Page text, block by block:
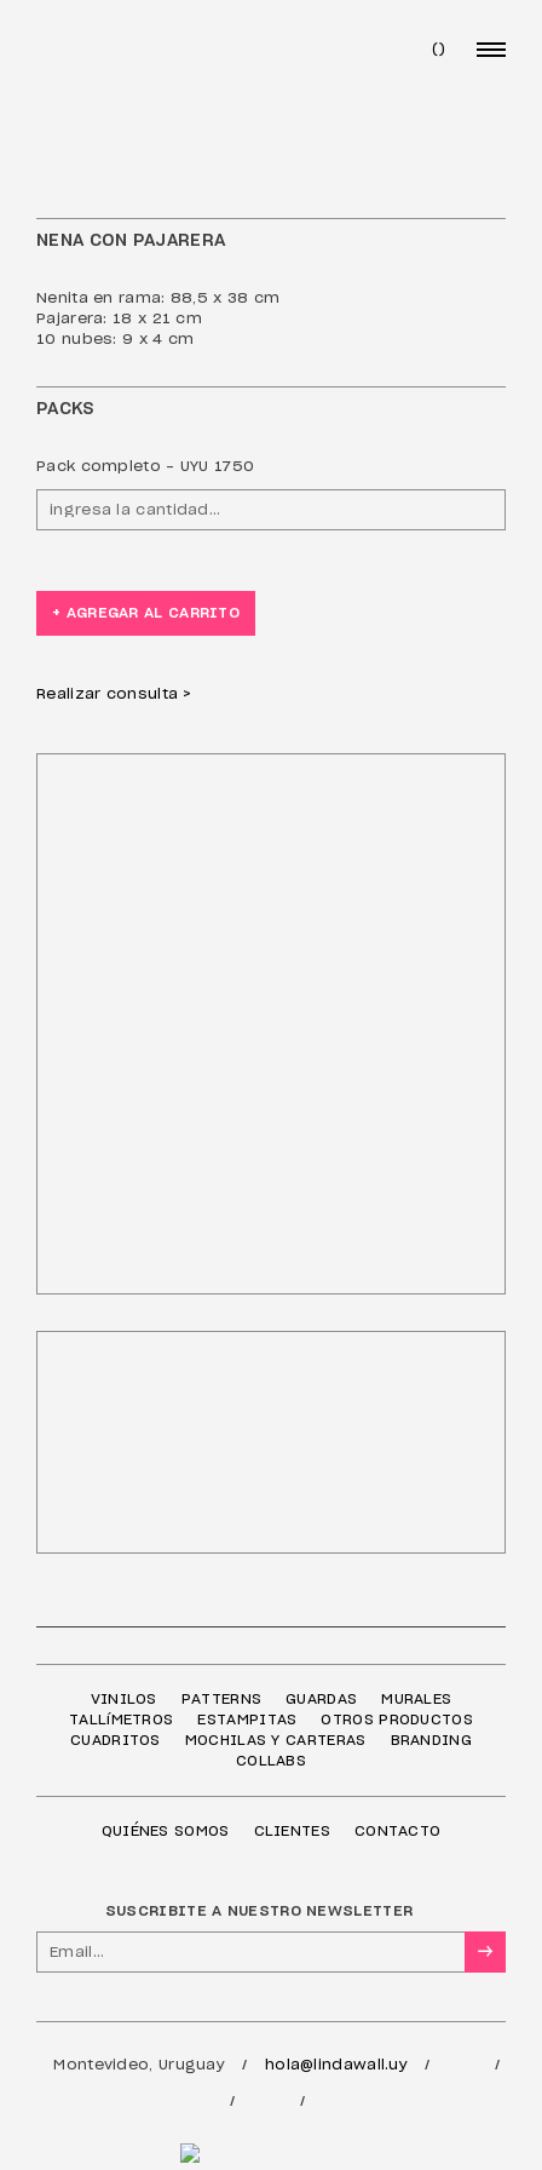
()
NENA CON PAJARERA
Nenita en rama: 88,5 x 38 cm
Pajarera: 18 x 21 cm
10 nubes: 9 x 4 cm
PACKS
Pack completo - UYU 1750
+ AGREGAR AL CARRITO
Realizar consulta >
VINILOS PATTERNS GUARDAS
MURALES
TALLíMETROS
ESTAMPITAS
OTROS PRODUCTOS
CUADRITOS
MOCHILAS Y CARTERAS
BRANDING
COLLABS
QUIÉNES SOMOS CLIENTES CONTACTO
SUSCRIBITE A NUESTRO NEWSLETTER
→
Montevideo, Uruguay / hola@lindawall.uy / /
/ /